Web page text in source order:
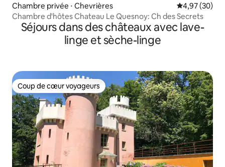
Chambre privée ⋅ Chevrières Évaluation
4,97 (30)
Chambre d'hôtes Chateau Le Quesnoy: Ch des Secrets
Séjours dans des châteaux avec lave-
linge et sèche-linge
Coup de cœur voyageurs
Coup de cœur voyageurs